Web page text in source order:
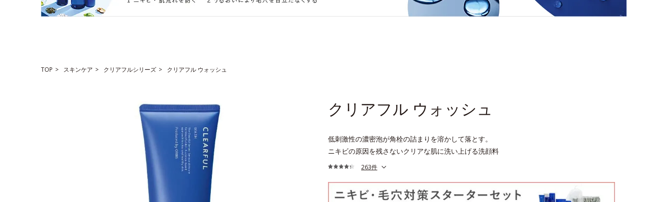
TOP スキンケア クリアフルシリーズ クリアフル ウォッシュ
クリアフル ウォッシュ
低刺激性の濃密泡が角栓の詰まりを溶かして落とす。
ニキビの原因を残さないクリアな肌に洗い上げる洗顔料
263件